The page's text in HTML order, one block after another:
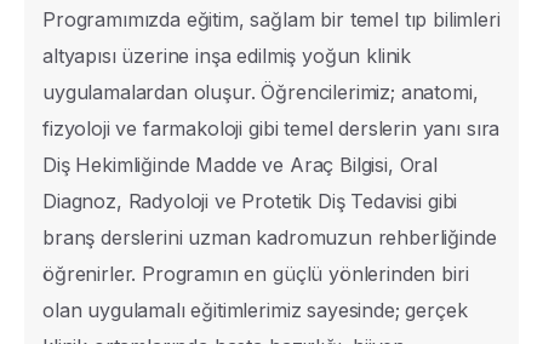
Programımızda eğitim, sağlam bir temel tıp bilimleri
altyapısı üzerine inşa edilmiş yoğun klinik
uygulamalardan oluşur. Öğrencilerimiz; anatomi,
fizyoloji ve farmakoloji gibi temel derslerin yanı sıra
Diş Hekimliğinde Madde ve Araç Bilgisi, Oral
Diagnoz, Radyoloji ve Protetik Diş Tedavisi gibi
branş derslerini uzman kadromuzun rehberliğinde
öğrenirler. Programın en güçlü yönlerinden biri
olan uygulamalı eğitimlerimiz sayesinde; gerçek
Türkiye Aday Öğrenci Bilgi
en kısa sürede arasın
İsim Soyisim